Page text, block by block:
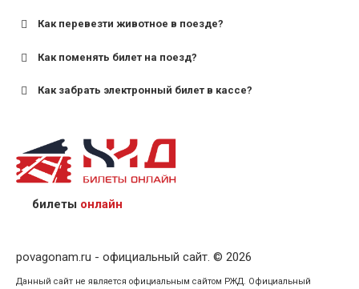
для пригородных поездов — от 7 лет.
Как перевезти животное в поезде?
Как поменять билет на поезд?
Как забрать электронный билет в кассе?
назвав кассиру 14-значный номер заказа;
предъявив удостоверение личности пассажира, на
кого оформлен билет.
билеты онлайн
povagonam.ru - официальный сайт. © 2026
Данный сайт не является официальным сайтом РЖД. Официальный